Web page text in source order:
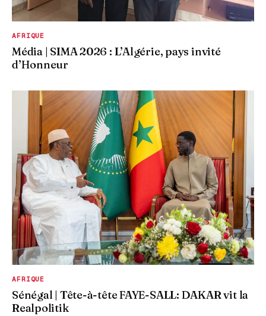
AFRIQUE
Média | SIMA 2026 : L’Algérie, pays invité
d’Honneur
AFRIQUE
Sénégal | Tête-à-tête FAYE-SALL: DAKAR vit la
Realpolitik